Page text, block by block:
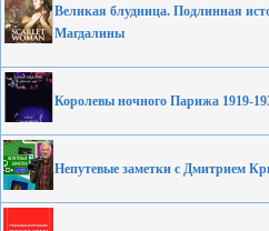
Великая блудница. Подлинная
Магдалины
Королевы ночного Парижа 1919-
Непутевые заметки с Дмитрием